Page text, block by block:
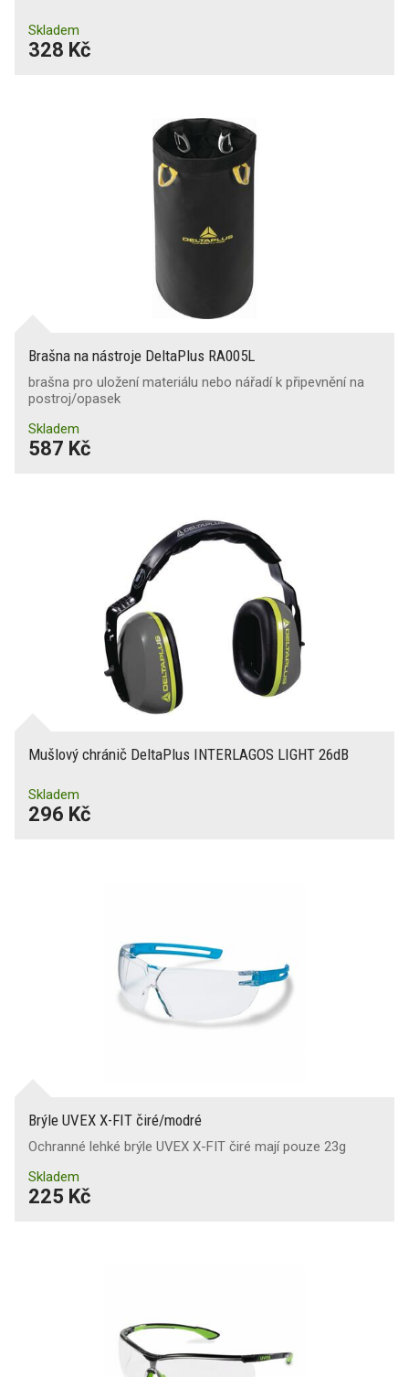
Skladem
328 Kč
Brašna na nástroje DeltaPlus RA005L
brašna pro uložení materiálu nebo nářadí k připevnění na
postroj/opasek
Skladem
587 Kč
Mušlový chránič DeltaPlus INTERLAGOS LIGHT 26dB
Skladem
296 Kč
Brýle UVEX X-FIT čiré/modré
Ochranné lehké brýle UVEX X-FIT čiré mají pouze 23g
Skladem
225 Kč